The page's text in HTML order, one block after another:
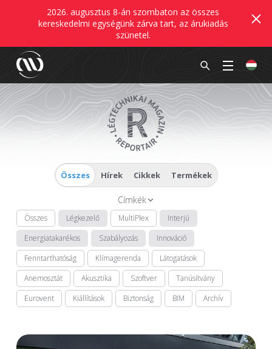
2026. augusztus 8-án szombaton az összes
kereskedelmi egységünk zárva tart, az árukiadás
szünetel.
Összes Hírek Cikkek Termékek
Címkék
Összes Légkezelő MultiPlex
Interjú
Energiatakarékos
Szabályozás
Innováció
Fenntarthatóság
Klímagerenda
Látogatások
Anemosztát
Akusztika Szoftver
Tanúsítvány
Eurovent
Kiállítások Biztonság BIM Archív